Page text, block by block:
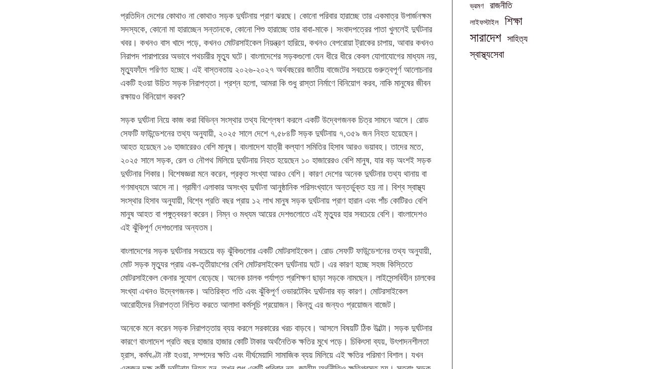
প্রতিদিন দেশের কোথাও না কোথাও সড়ক দুর্ঘটনায় প্রাণ ঝরছে। কোনো পরিবার হারাচ্ছে তার একমাত্র উপার্জনক্ষম
সদস্যকে, কোনো মা হারাচ্ছেন সন্তানকে, কোনো শিশু হারাচ্ছে তার বাবা-মাকে। সংবাদপত্রের পাতা খুললেই দুর্ঘটনার
খবর। কখনও বাস খাদে পড়ে, কখনও মোটরসাইকেল নিয়ন্ত্রণ হারিয়ে, কখনও বেপরোয়া ট্রাকের চাপায়, আবার কখনও
নিরাপদ পারাপারের অভাবে পথচারীর মৃত্যু ঘটে। বাংলাদেশের সড়কগুলো যেন ধীরে ধীরে কেবল যোগাযোগের মাধ্যম নয়,
মৃত্যুফাঁদে পরিণত হচ্ছে। এই বাস্তবতায় ২০২৬-২০২৭ অর্থবছরের জাতীয় বাজেটের সবচেয়ে গুরুত্বপূর্ণ আলোচনার
একটি হওয়া উচিত সড়ক নিরাপত্তা। প্রশ্ন হলো, আমরা কি শুধু রাস্তা নির্মাণে বিনিয়োগ করব, নাকি মানুষের জীবন
রক্ষায়ও বিনিয়োগ করব?
সড়ক দুর্ঘটনা নিয়ে কাজ করা বিভিন্ন সংস্থার তথ্য বিশ্লেষণ করলে একটি উদ্বেগজনক চিত্র সামনে আসে। রোড
সেফটি ফাউন্ডেশনের তথ্য অনুযায়ী, ২০২৫ সালে দেশে ৭,৫৮৪টি সড়ক দুর্ঘটনায় ৭,৩৫৯ জন নিহত হয়েছেন।
আহত হয়েছেন ১৬ হাজারেরও বেশি মানুষ। বাংলাদেশ যাত্রী কল্যাণ সমিতির হিসাব আরও ভয়াবহ। তাদের মতে,
২০২৫ সালে সড়ক, রেল ও নৌপথ মিলিয়ে দুর্ঘটনায় নিহত হয়েছেন ১০ হাজারেরও বেশি মানুষ, যার বড় অংশই সড়ক
দুর্ঘটনার শিকার। বিশেষজ্ঞরা মনে করেন, প্রকৃত সংখ্যা আরও বেশি। কারণ দেশের অনেক দুর্ঘটনার তথ্য থানায় বা
গণমাধ্যমে আসে না। গ্রামীণ এলাকার অসংখ্য দুর্ঘটনা আনুষ্ঠানিক পরিসংখ্যানে অন্তর্ভুক্ত হয় না। বিশ্ব স্বাস্থ্য
সংস্থার হিসাব অনুযায়ী, বিশ্বে প্রতি বছর প্রায় ১২ লাখ মানুষ সড়ক দুর্ঘটনায় প্রাণ হারান এবং পাঁচ কোটিরও বেশি
মানুষ আহত বা পঙ্গুত্ববরণ করেন। নিম্ন ও মধ্যম আয়ের দেশগুলোতে এই মৃত্যুর হার সবচেয়ে বেশি। বাংলাদেশও
এই ঝুঁকিপূর্ণ দেশগুলোর অন্যতম।
বাংলাদেশের সড়ক দুর্ঘটনার সবচেয়ে বড় ঝুঁকিগুলোর একটি মোটরসাইকেল। রোড সেফটি ফাউন্ডেশনের তথ্য অনুযায়ী,
মোট সড়ক মৃত্যুর প্রায় এক-তৃতীয়াংশের বেশি মোটরসাইকেল দুর্ঘটনায় ঘটে। এর কারণ হচ্ছে সহজ কিস্তিতে
মোটরসাইকেল কেনার সুযোগ বেড়েছে। অনেক চালক পর্যাপ্ত প্রশিক্ষণ ছাড়া সড়কে নামছেন। লাইসেন্সবিহীন চালকের
সংখ্যা এখনও উদ্বেগজনক। অতিরিক্ত গতি এবং ঝুঁকিপূর্ণ ওভারটেকিং দুর্ঘটনার বড় কারণ। মোটরসাইকেল
আরোহীদের নিরাপত্তা নিশ্চিত করতে আলাদা কর্মসূচি প্রয়োজন। কিন্তু এর জন্যও প্রয়োজন বাজেট।
অনেকে মনে করেন সড়ক নিরাপত্তায় ব্যয় করলে সরকারের খরচ বাড়বে। আসলে বিষয়টি ঠিক উল্টো। সড়ক দুর্ঘটনার
কারণে বাংলাদেশ প্রতি বছর হাজার হাজার কোটি টাকার অর্থনৈতিক ক্ষতির মুখে পড়ে। চিকিৎসা ব্যয়, উৎপাদনশীলতা
হ্রাস, কর্মঘণ্টা নষ্ট হওয়া, সম্পদের ক্ষতি এবং দীর্ঘমেয়াদি সামাজিক ব্যয় মিলিয়ে এই ক্ষতির পরিমাণ বিশাল। যখন
ভ্রমণ রাজনীতি
লাইফস্টাইল শিক্ষা
সারাদেশ সাহিত্য
স্বাস্থ্যসেবা